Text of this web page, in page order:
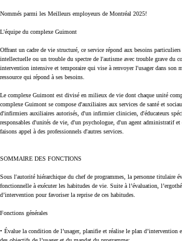
Nommés parmi les Meilleurs employeurs de Montréal 2025!
L'équipe du complexe Guimont
Offrant un cadre de vie structuré, ce service répond aux besoins
intellectuelle ou un trouble du spectre de l'autisme avec trouble grave du
intervention intensive et temporaire qui vise à renvoyer l'usager dans son
ressource qui répond à ses besoins.
Le complexe Guimont est divisé en milieux de vie dont chaque unité
complexe Guimont se compose d'auxiliaires aux services de santé et
d'infirmiers auxiliaires autorisés, d'un infirmier clinicien, d'éducateurs
responsables d'unités de vie, d'un psychologue, d'un agent administratif
faisons appel à des professionnels d'autres services.
SOMMAIRE DES FONCTIONS
Sous l'autorité hiérarchique du chef de programmes, la personne titulaire
fonctionnelle à exécuter les habitudes de vie. Suite à l’évaluation,
d’intervention pour favoriser la reprise de ces habitudes.
Fonctions générales
• Évalue la condition de l’usager, planifie et réalise le plan d’intervention